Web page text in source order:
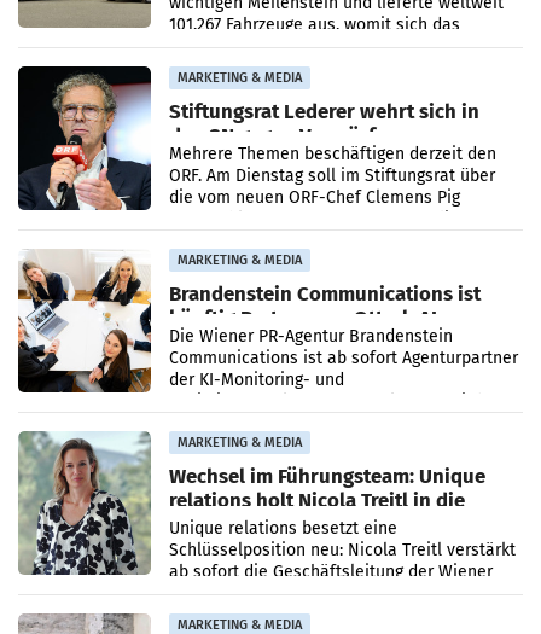
101.267 Fahrzeuge aus, womit sich das
Ergebnis gegenüber Juli 2025 mehr als
verdoppelte (+102
MARKETING & MEDIA
Stiftungsrat Lederer wehrt sich in
den SN gegen Vorwürfe
Mehrere Themen beschäftigen derzeit den
ORF. Am Dienstag soll im Stiftungsrat über
die vom neuen ORF-Chef Clemens Pig
MARKETING & MEDIA
Brandenstein Communications ist
künftig Partner von OtterlyAI
Die Wiener PR-Agentur Brandenstein
Communications ist ab sofort Agenturpartner
der KI-Monitoring- und
MARKETING & MEDIA
Wechsel im Führungsteam: Unique
relations holt Nicola Treitl in die
Geschäftsleitung
Unique relations besetzt eine
Schlüsselposition neu: Nicola Treitl verstärkt
ab sofort die Geschäftsleitung der Wiener
PR-Agentur an der Seite von Josef Kalina und
Anna Kalina-Mahr.
MARKETING & MEDIA